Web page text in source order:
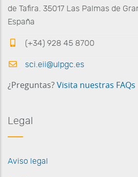
de Tafira. 35017 Las Palmas de
España
(+34) 928 45 8700
sci.eii@ulpgc.es
¿Preguntas? Visita nuestras FAQs
Legal
Aviso legal